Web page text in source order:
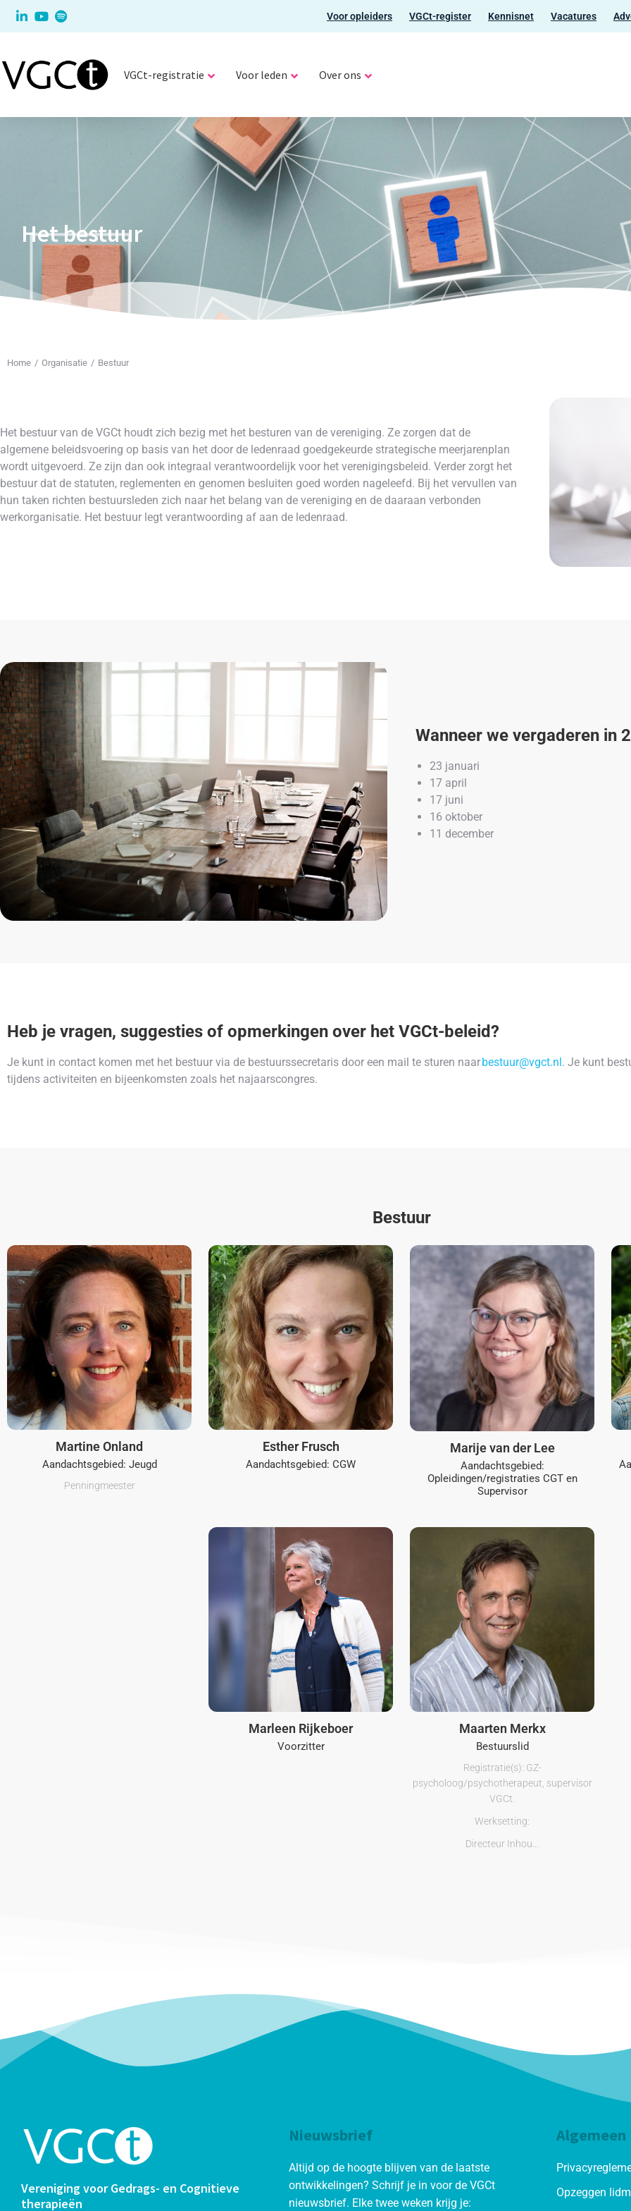
Voor opleiders VGCt-register Kennisnet Vacatures
VGCt-registratie Voor leden Over ons
Het bestuur
Je bent hier:
Home Organisatie Bestuur
Het bestuur van de VGCt houdt zich bezig met het besturen van de vereniging. Ze zorgen dat de
algemene beleidsvoering op basis van het door de ledenraad goedgekeurde strategische meerjarenplan
wordt uitgevoerd. Ze zijn dan ook integraal verantwoordelijk voor het verenigingsbeleid. Verder zorgt het
bestuur dat de statuten, reglementen en genomen besluiten goed worden nageleefd. Bij het vervullen van
hun taken richten bestuursleden zich naar het belang van de vereniging en de daaraan verbonden
werkorganisatie. Het bestuur legt verantwoording af aan de ledenraad.
Wanneer we vergaderen in
23 januari
17 april
17 juni
16 oktober
11 december
Heb je vragen, suggesties of opmerkingen over het VGCt-beleid?
Je kunt in contact komen met het bestuur via de bestuurssecretaris door een mail te sturen naarbestuur@vgct.nl. Je kunt
tijdens activiteiten en bijeenkomsten zoals het najaarscongres.
Bestuur
Martine Onland
Aandachtsgebied: Jeugd
Penningmeester
Esther Frusch
Aandachtsgebied: CGW
Marije van der Lee
Aandachtsgebied:
Opleidingen/registraties CGT en
Supervisor
Marleen Rijkeboer
Voorzitter
Maarten Merkx
Bestuurslid
Registratie(s): GZ-
psycholoog/psychotherapeut, supervisor
VGCt.
Werksetting:
Directeur Inhou...
Vereniging voor Gedrags- en Cognitieve
therapieën
Nieuwsbrief
Altijd op de hoogte blijven van de laatste
ontwikkelingen? Schrijf je in voor de VGCt
nieuwsbrief. Elke twee weken krijg je:
Algemeen
Opzeggen